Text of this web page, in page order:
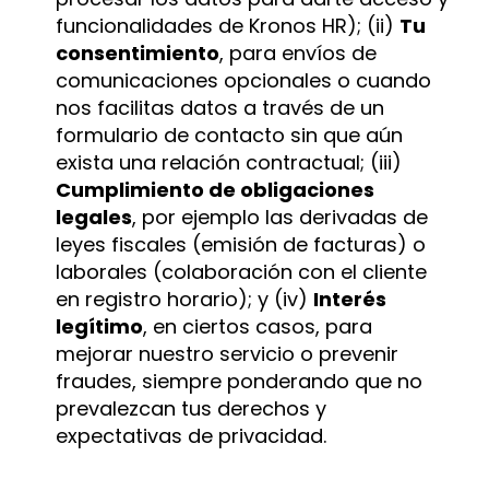
funcionalidades de Kronos HR); (ii) Tu
consentimiento, para envíos de
comunicaciones opcionales o cuando
nos facilitas datos a través de un
formulario de contacto sin que aún
exista una relación contractual; (iii)
Cumplimiento de obligaciones
legales, por ejemplo las derivadas de
leyes fiscales (emisión de facturas) o
laborales (colaboración con el cliente
en registro horario); y (iv) Interés
legítimo, en ciertos casos, para
mejorar nuestro servicio o prevenir
fraudes, siempre ponderando que no
prevalezcan tus derechos y
expectativas de privacidad.